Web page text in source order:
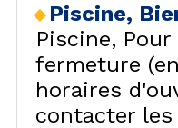
Piscine,
Piscine
fermeture
horaires
contacter